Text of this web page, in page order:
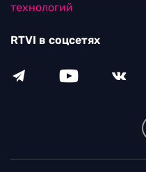
технологий
RTVI в соцсетях